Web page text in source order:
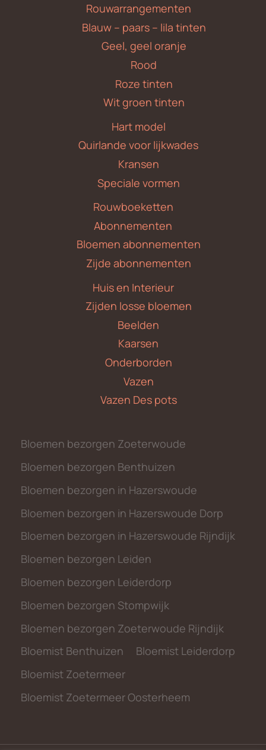
Rouwarrangementen
Blauw – paars – lila tinten
Geel, geel oranje
Rood
Roze tinten
Wit groen tinten
Hart model
Quirlande voor lijkwades
Kransen
Speciale vormen
Rouwboeketten
Abonnementen
Bloemen abonnementen
Zijde abonnementen
Huis en Interieur
Zijden losse bloemen
Beelden
Kaarsen
Onderborden
Vazen
Vazen Des pots
Bloemen bezorgen Zoeterwoude
Bloemen bezorgen Benthuizen
Bloemen bezorgen in Hazerswoude
Bloemen bezorgen in Hazerswoude Dorp
Bloemen bezorgen in Hazerswoude Rijndijk
Bloemen bezorgen Leiden
Bloemen bezorgen Leiderdorp
Bloemen bezorgen Stompwijk
Bloemen bezorgen Zoeterwoude Rijndijk
Bloemist Benthuizen
Bloemist Leiderdorp
Bloemist Zoetermeer
Bloemist Zoetermeer Oosterheem